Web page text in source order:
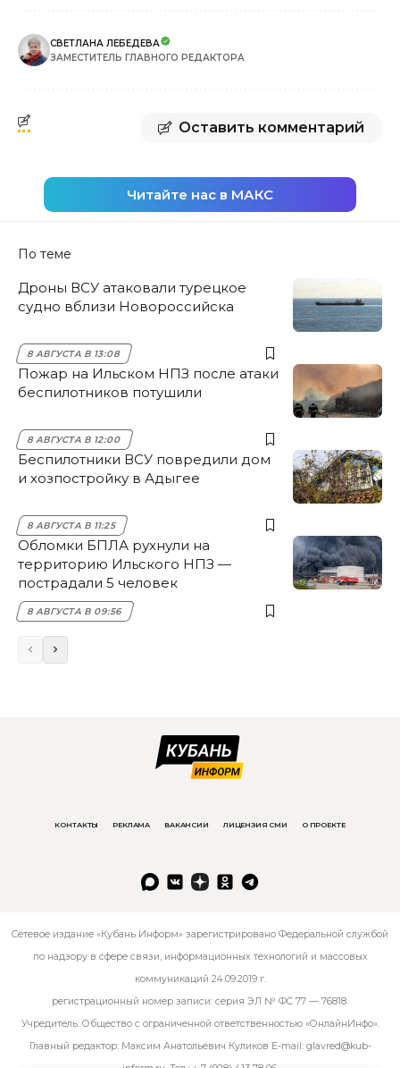
СВЕТЛАНА ЛЕБЕДЕВА
ЗАМЕСТИТЕЛЬ ГЛАВНОГО РЕДАКТОРА
Оставить комментарий
Читайте нас в МАКС
По теме
Дроны ВСУ атаковали турецкое
судно вблизи Новороссийска
8 АВГУСТА В 13:08
Пожар на Ильском НПЗ после атаки
беспилотников потушили
8 АВГУСТА В 12:00
Беспилотники ВСУ повредили дом
и хозпостройку в Адыгее
8 АВГУСТА В 11:25
Обломки БПЛА рухнули на
территорию Ильского НПЗ —
пострадали 5 человек
8 АВГУСТА В 09:56
КОНТАКТЫ РЕКЛАМА ВАКАНСИИ ЛИЦЕНЗИЯ СМИ О ПРОЕКТЕ
Сетевое издание «Кубань Информ» зарегистрировано Федеральной службой
по надзору в сфере связи, информационных технологий и массовых
коммуникаций 24.09.2019 г.
регистрационный номер записи: серия ЭЛ № ФС 77 — 76818.
Учредитель: Общество с ограниченной ответственностью «ОнлайнИнфо».
Главный редактор: Максим Анатольевич Куликов E-mail: glavred@kub-